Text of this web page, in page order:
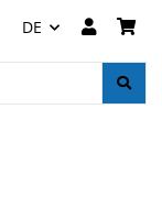
DE